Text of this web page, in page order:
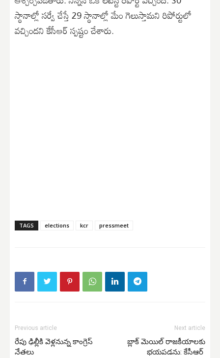
స్థానాల్లో సర్వే చేస్తే 29 స్థానాల్లో మేం గెలుస్తామని రిపోర్టులో
వచ్చిందని కేసీఆర్ స్పష్టం చేశారు.
TAGS elections kcr pressmeet
Previous article
రేపు ఢిల్లీకి వెళ్లనున్న కాంగ్రెస్
నేతలు
Next article
బ్లాక్ మెయిల్ రాజకీయాలకు
భయపడను: కేసీఆర్